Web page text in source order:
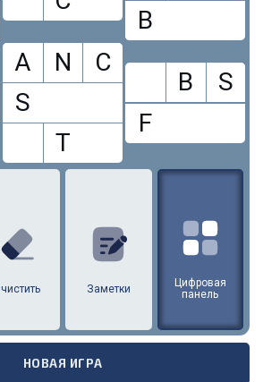
B
A N
C
S
T
B
S
F
Очистить Заметки
Цифровая
панель
НОВАЯ ИГРА